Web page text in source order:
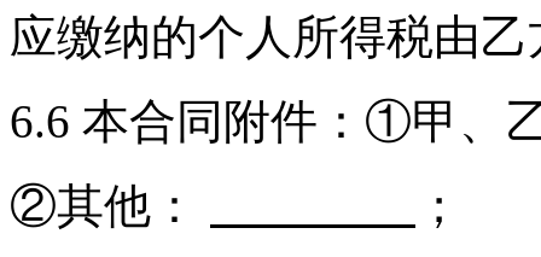
应缴纳的个人所得税由
6.6 本合同附件：①甲、
②其他：
；